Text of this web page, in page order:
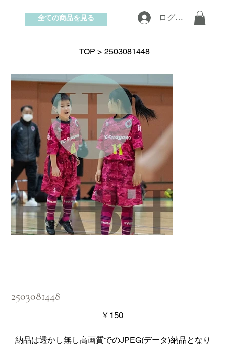
お問い合わせ
ログイン
全ての商品を見る
TOP > 2503081448
2503081448
価
格
￥150
納品は透かし無し高画質でのJPEG(データ)納品となり